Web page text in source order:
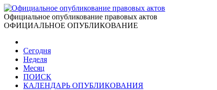
Официальное опубликование правовых актов
ОФИЦИАЛЬНОЕ ОПУБЛИКОВАНИЕ
Сегодня
Неделя
Месяц
ПОИСК
КАЛЕНДАРЬ ОПУБЛИКОВАНИЯ